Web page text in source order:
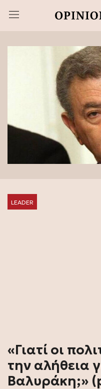
LEADER
«Γιατί οι
την αλήθεια
Βαλυράκη;»